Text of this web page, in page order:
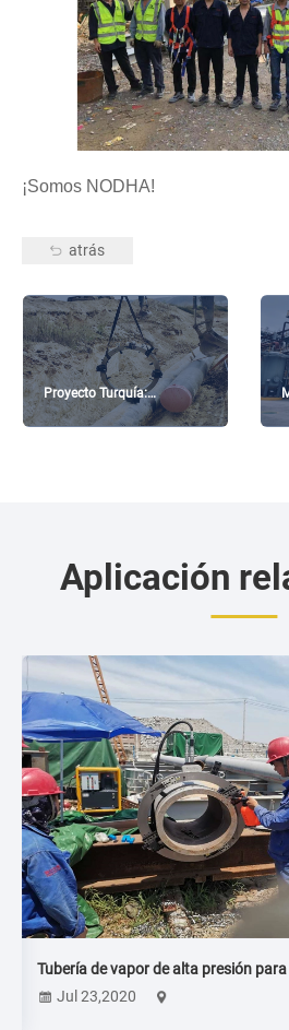
¡Somos NODHA!
atrás
Proyecto Turquía:
Mantenimiento de tubería
de 40″
Aplicación
Tubería de vapor de alta presión
Jul 23,2020